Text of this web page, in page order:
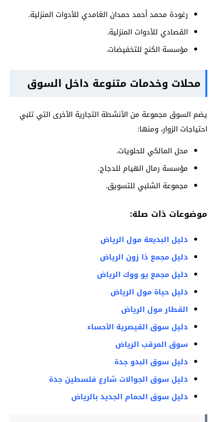
رغودة محمد أحمد حمدان الغامدي للأدوات المنزلية.
القصادي للأدوات المنزلية.
مؤسسة الكنج للتخفيضات.
محلات وخدمات متنوعة داخل السوق
يضم السوق مجموعة من الأنشطة التجارية الأخرى التي تلبي
احتياجات الزوار، ومنها:
محل المالكي للحلويات.
مؤسسة رمال الهيام للدجاج.
مجموعة الشلبي للتسويق.
موضوعات ذات صلة:
دليل البديعة مول الرياض
دليل مجمع ذا زون الرياض
دليل مجمع يو ووك الرياض
دليل حياة مول الرياض
القطار مول الرياض
دليل سوق القيصرية الأحساء
سوق المرقب الرياض
دليل سوق البدو جدة
دليل سوق الجوالات شارع فلسطين جدة
دليل سوق الحمام الجديد بالرياض